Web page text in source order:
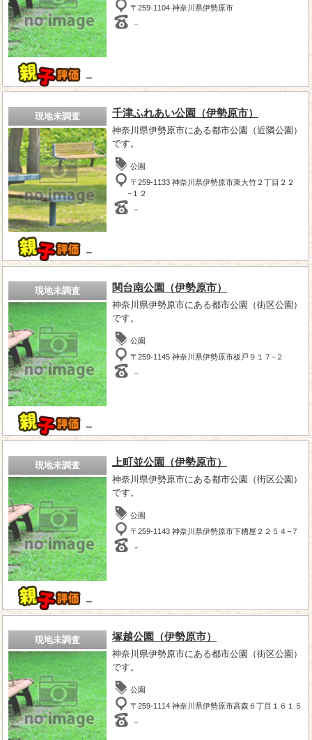
－
〒259-1104 神奈川県伊勢原市
－
現地未調査
－
千津ふれあい公園（伊勢原市）
神奈川県伊勢原市にある都市公園（近隣公園）
です。
公園
〒259-1133 神奈川県伊勢原市東大竹２丁目２２
−１２
－
現地未調査
－
関台南公園（伊勢原市）
神奈川県伊勢原市にある都市公園（街区公園）
です。
公園
〒259-1145 神奈川県伊勢原市板戸９１７−２
－
現地未調査
－
上町並公園（伊勢原市）
神奈川県伊勢原市にある都市公園（街区公園）
です。
公園
〒259-1143 神奈川県伊勢原市下糟屋２２５４−７
－
現地未調査 塚越公園（伊勢原市）
神奈川県伊勢原市にある都市公園（街区公園）
です。
公園
〒259-1114 神奈川県伊勢原市高森６丁目１６１５
－